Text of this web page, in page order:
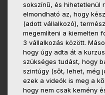
sokszínű, és hihetetlenül
elmondható az, hogy
(adott vállalkozó),
megemlíteni a kiemelten
3 vállalkozás között.
hogy úgy adta át a
szükséges tudást, hogy
szintúgy (sőt, lehet, még
ezek a videók is meg a
hogy nem csak kemény